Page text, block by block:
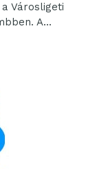
Városligeti
A...